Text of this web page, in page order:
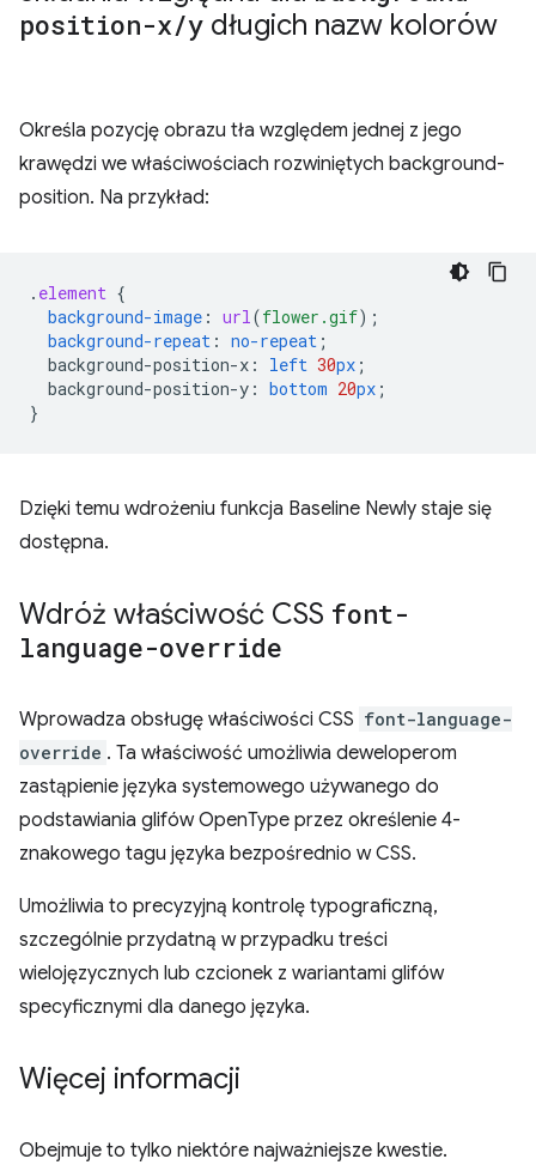
position-x/y długich nazw kolorów
Określa pozycję obrazu tła względem jednej z jego
krawędzi we właściwościach rozwiniętych background-
position. Na przykład:
. element {
background-image : url(flower.gif);
background-repeat : no-repeat ;
background-position-x : left 30px ;
background-position-y : bottom 20px ;
}
Dzięki temu wdrożeniu funkcja Baseline Newly staje się
dostępna.
Wdróż właściwość CSS font-
language-override
Wprowadza obsługę właściwości CSS font-language-
override . Ta właściwość umożliwia deweloperom
zastąpienie języka systemowego używanego do
podstawiania glifów OpenType przez określenie 4-
znakowego tagu języka bezpośrednio w CSS.
Umożliwia to precyzyjną kontrolę typograficzną,
szczególnie przydatną w przypadku treści
wielojęzycznych lub czcionek z wariantami glifów
specyficznymi dla danego języka.
Więcej informacji
Obejmuje to tylko niektóre najważniejsze kwestie.